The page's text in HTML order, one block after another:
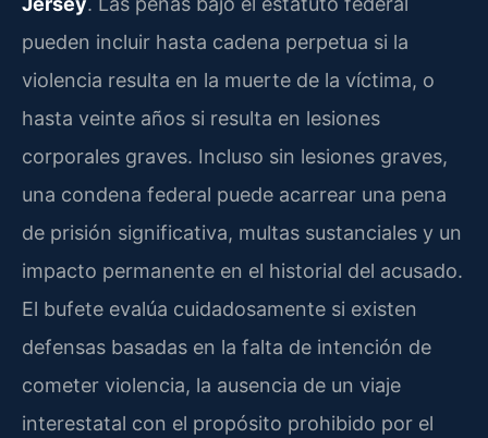
pueden incluir hasta cadena perpetua si la
violencia resulta en la muerte de la víctima, o
hasta veinte años si resulta en lesiones
corporales graves. Incluso sin lesiones graves,
una condena federal puede acarrear una pena
de prisión significativa, multas sustanciales y un
impacto permanente en el historial del acusado.
El bufete evalúa cuidadosamente si existen
defensas basadas en la falta de intención de
cometer violencia, la ausencia de un viaje
interestatal con el propósito prohibido por el